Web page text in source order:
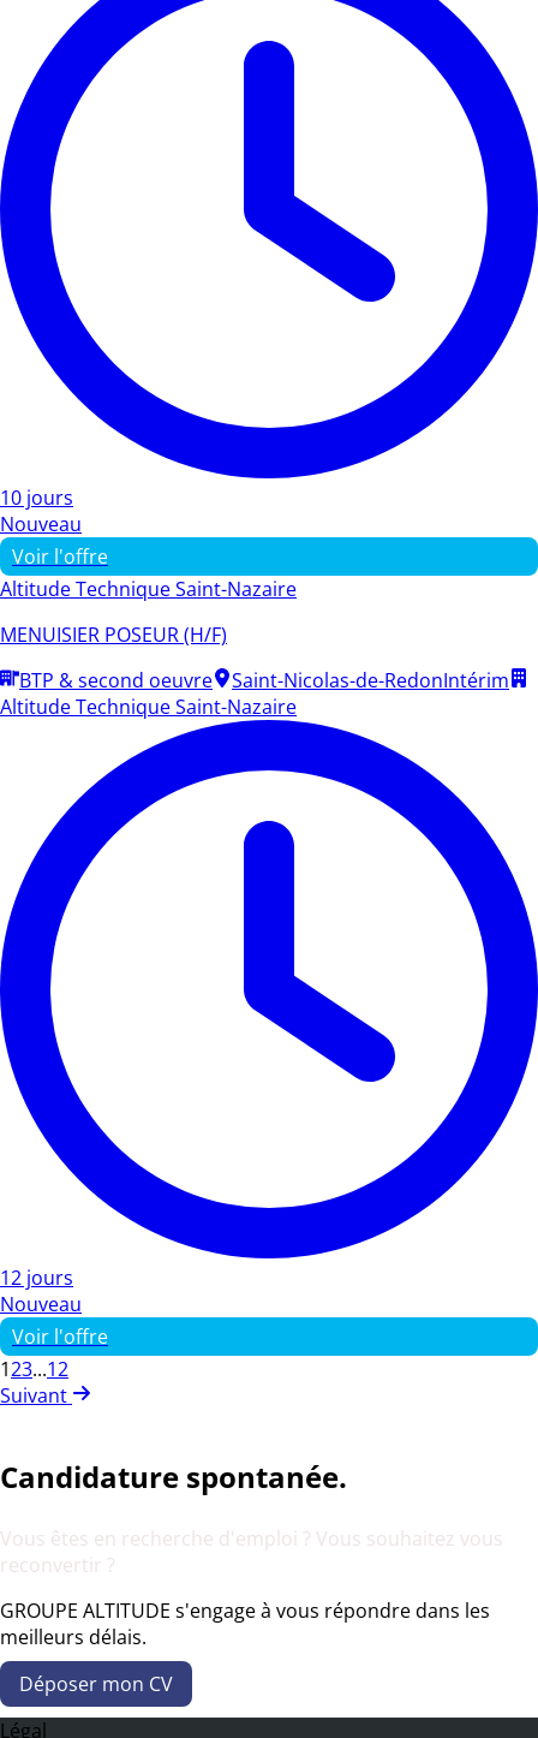
10 jours
Nouveau
Voir l'offre
Altitude Technique Saint-Nazaire
MENUISIER POSEUR (H/F)
BTP & second oeuvre
Saint-Nicolas-de-RedonIntérim
Altitude Technique Saint-Nazaire
12 jours
Nouveau
Voir l'offre
123...12
Suivant
Candidature spontanée.
Vous êtes en recherche d'emploi ? Vous souhaitez vous
reconvertir ?
GROUPE ALTITUDE s'engage à vous répondre dans les
meilleurs délais.
Déposer mon CV
Légal